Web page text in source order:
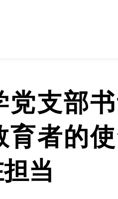
党支部
育者的
当